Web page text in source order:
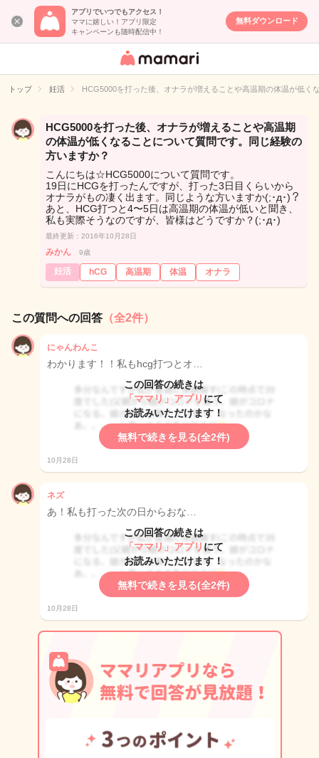
アプリでいつでもアクセス！
ママに嬉しい！アプリ限定
キャンペーンも随時配信中！
無料ダウンロード
女性専用匿名QA
イト
トップ 妊活 HCG5000を打った後、オナラが増えることや高温期の体温が低く
HCG5000を打った後、オナラが増えることや高温期
の体温が低くなることについて質問です。同じ経験の
方いますか？
こんにちは☆HCG5000について質問です。
19日にHCGを打ったんですが、打った3日目くらいから
オナラがもの凄く出ます。同じような方いますか(;･д･)？
あと、HCG打つと4〜5日は高温期の体温が低いと聞き、
私も実際そうなのですが、皆様はどうですか？(;･д･)
最終更新：2016年10月28日
みかん 9歳
妊活 hCG 高温期 体温 オナラ
この質問への回答 （全2件）
にゃんわんこ
わかります！！私もhcg打つとオ…
この回答の続きは
「ママリ」アプリ にて
お読みいただけます！
無料で続きを見る(全2件)
10月28日
ネズ
あ！私も打った次の日からおな…
この回答の続きは
「ママリ」アプリ にて
お読みいただけます！
無料で続きを見る(全2件)
10月28日